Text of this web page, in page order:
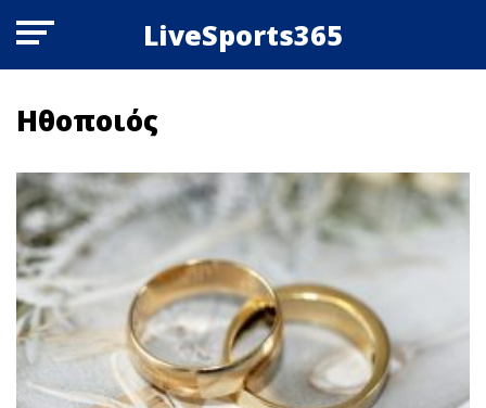
LiveSports365
Ηθοποιός